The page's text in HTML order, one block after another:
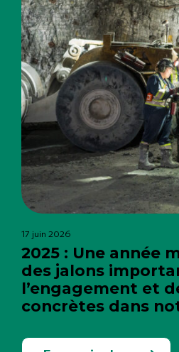
17 juin 2026
2025 : Une année
des jalons
l’engagement et
concrètes dans